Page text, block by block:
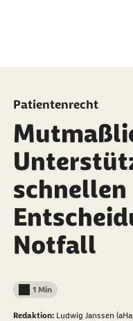
Patientenrecht
schnellen
Notfall
Lesedauer weniger als
1 Min
Redaktion: Ludwig Janssen